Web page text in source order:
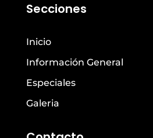
Secciones
Inicio
Información General
Especiales
Galeria